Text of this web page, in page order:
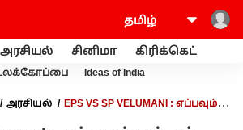
அரசியல் சினிமா கிரிக்கெட்
உலக்கோப்பை Ideas of India
அரசியல்
EPS VS SP VELUMANI : எப்பவும்